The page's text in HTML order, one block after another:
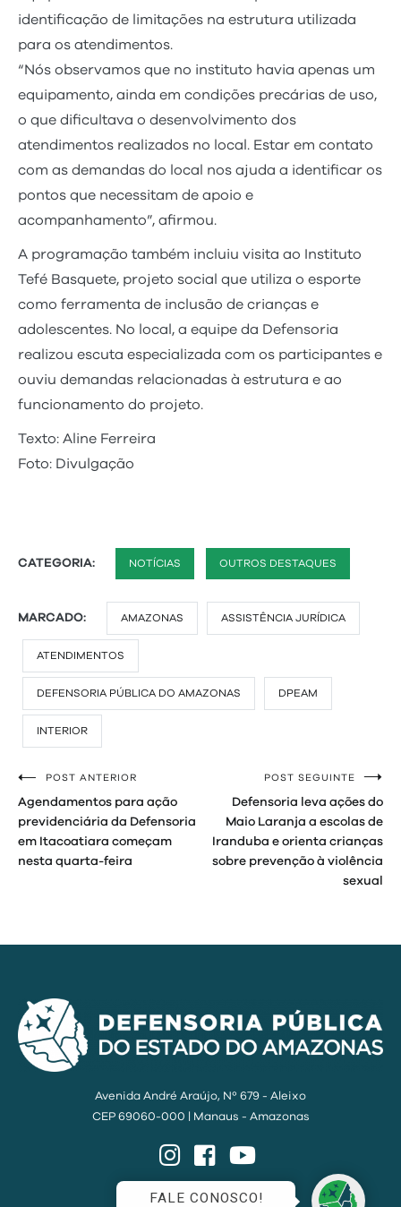
identificação de limitações na estrutura utilizada
para os atendimentos.
“Nós observamos que no instituto havia apenas um
equipamento, ainda em condições precárias de uso,
o que dificultava o desenvolvimento dos
atendimentos realizados no local. Estar em contato
com as demandas do local nos ajuda a identificar os
pontos que necessitam de apoio e
acompanhamento”, afirmou.
A programação também incluiu visita ao Instituto
Tefé Basquete, projeto social que utiliza o esporte
como ferramenta de inclusão de crianças e
adolescentes. No local, a equipe da Defensoria
realizou escuta especializada com os participantes e
ouviu demandas relacionadas à estrutura e ao
funcionamento do projeto.
Texto: Aline Ferreira
Foto: Divulgação
CATEGORIA: NOTÍCIAS OUTROS DESTAQUES
MARCADO: AMAZONAS ASSISTÊNCIA JURÍDICA
ATENDIMENTOS
DEFENSORIA PÚBLICA DO AMAZONAS DPEAM
INTERIOR
Navegação
de
Post
POST ANTERIOR
Agendamentos para ação
previdenciária da Defensoria
em Itacoatiara começam
nesta quarta-feira
POST SEGUINTE
Defensoria leva ações do
Maio Laranja a escolas de
Iranduba e orienta crianças
sobre prevenção à violência
sexual
Avenida André Araújo, Nº 679 - Aleixo
CEP 69060-000 | Manaus - Amazonas
InstagramFacebook
FALE CONOSCO!